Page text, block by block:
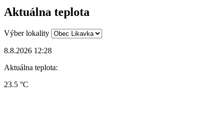
Aktuálna teplota
Výber lokality
8.8.2026 12:28
Aktuálna teplota:
23.5 °C